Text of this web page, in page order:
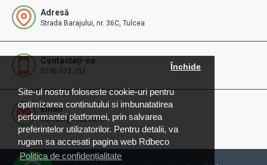
Site-ul nostru foloseste cookie-uri pentru
optimizarea continutului si imbunatatirea
performantei platformei, prin salvarea
preferintelor utilizatorilor. Pentru detalii, va
rugam sa accesati pagina web Rdbeco
Politica de confidențialitate
Închide
Adresă
Strada Barajului, nr. 36C, Tulcea
Contactați-ne
0745.073.252
Email
contact@rdbeco.ro